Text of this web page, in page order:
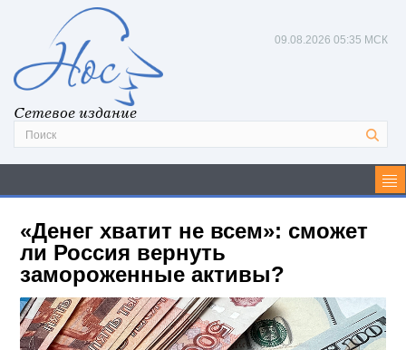
Сетевое издание
09.08.2026 05:35 МСК
«Денег хватит не всем»: сможет
ли Россия вернуть
замороженные активы?